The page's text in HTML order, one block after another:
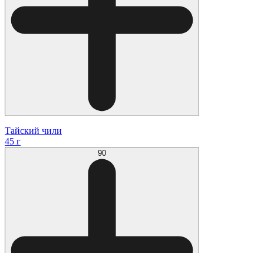
Тайский чили
45 г
90